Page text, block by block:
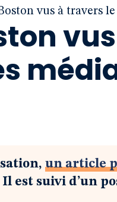
vus à travers
un article
Il est suivi d’un